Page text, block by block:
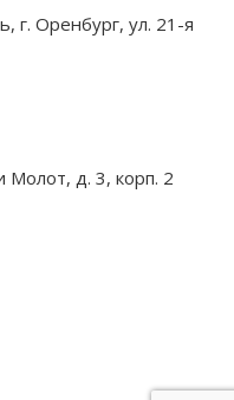
г. Оренбург, ул. 21-я
Молот, д. 3, корп. 2